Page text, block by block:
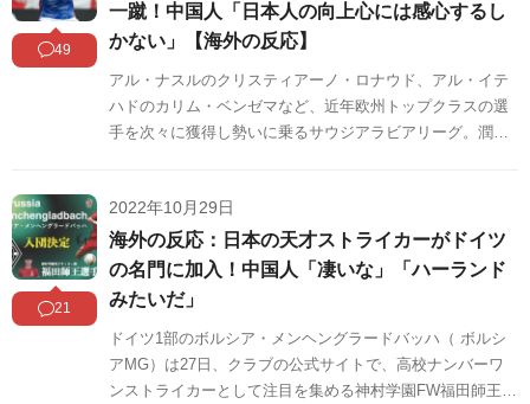
49
一蹴！中国人「日本人の向上心には感心するし
かない」【海外の反応】
アル・ナスルのクリスティアーノ・ロナウド、アル・イテ
ハドのカリム・ベンゼマなど、近年欧州トップクラスの選
手を次々に獲得し勢いに乗るサウジアラビアリーグ。潤沢
表DF板倉滉(26)は破格のオファーを断ったようで、その報
道が中国のネット上でも話題になっています。
21
2022年10月29日
海外の反応：日本の天才ストライカーがドイツ
の名門に加入！中国人「凄いな」「ハーランド
みたいだ」
ドイツ1部のボルシア・メンヘングラードバッハ（ ボルシ
アMG）は27日、クラブの公式サイトで、高校ナンバーワ
ンストライカーとして注目を集める神村学園FW福田師王